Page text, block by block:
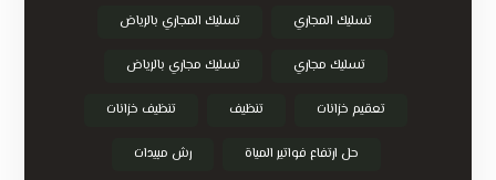
تسليك المجاري تسليك المجاري بالرياض
تسليك مجاري تسليك مجاري بالرياض
تعقيم خزانات تنظيف تنظيف خزانات
حل ارتفاع فواتير المياة رش مبيدات